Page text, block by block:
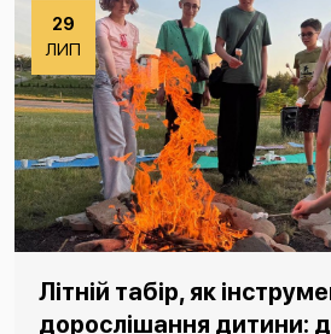
29
ЛИП
Літній табір, як
дорослішання дитини: